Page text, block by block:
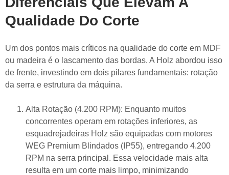
Qualidade Do Corte
Um dos pontos mais críticos na qualidade do corte em MDF
ou madeira é o lascamento das bordas. A Holz abordou isso
de frente, investindo em dois pilares fundamentais: rotação
da serra e estrutura da máquina.
Alta Rotação (4.200 RPM): Enquanto muitos
concorrentes operam em rotações inferiores, as
esquadrejadeiras Holz são equipadas com motores
WEG Premium Blindados (IP55), entregando 4.200
RPM na serra principal. Essa velocidade mais alta
resulta em um corte mais limpo, minimizando